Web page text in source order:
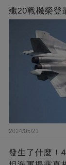
殲20戰機榮登
2024/05/21
發生了什麼！